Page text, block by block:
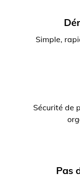
Simple,
Sécurité de
Pas